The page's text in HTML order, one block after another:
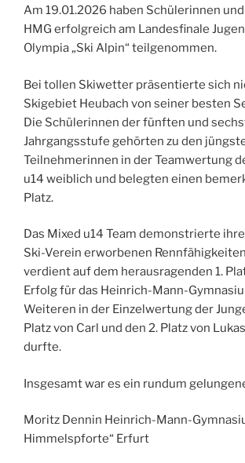
Am 19.01.2026 haben Schülerinnen
HMG erfolgreich am Landesfinale
Olympia „Ski Alpin“ teilgenommen.
Bei tollen Skiwetter präsentierte sich
Skigebiet Heubach von seiner besten
Die Schülerinnen der fünften und
Jahrgangsstufe gehörten zu den
Teilnehmerinnen in der Teamwertung
u14 weiblich und belegten einen
Platz.
Das Mixed u14 Team demonstrierte
Ski-Verein erworbenen
verdient auf dem herausragenden 1.
Erfolg für das Heinrich-Mann-
Weiteren in der Einzelwertung der
Platz von Carl und den 2. Platz von
durfte.
Insgesamt war es ein rundum
Moritz Dennin Heinrich-Mann-
Himmelspforte“ Erfurt